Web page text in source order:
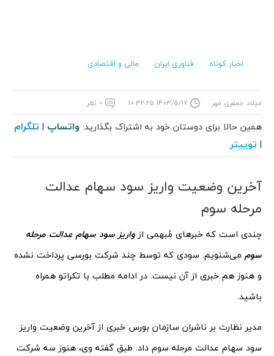
اخبار کوتاه فناوری ایران مالی و اقتصادی
میلاد جعفری مهر ۱۴۰۳/۵/۱۷ ۱۰:۳۲:۲۵ ۰ نظر
همین حالا برای دوستان خود به اشتراک بگذارید: واتساپ | تلگرام
| توییتر
آخرین وضعیت واریز سود سهام عدالت
مرحله سوم
چندی است که خبرهای مُبهمی از واریز سود سهام عدالت مرحله
سوم می‌شنویم. سودی که توسط چند شرکت بورسی پرداخت نشده
و هنوز هم خبری از آن نیست. در ادامه مطلب با تکراتو همراه
باشید.
مدیر نظارت بر ناشران سازمان بورس خبری از آخرین وضعیت واریز
سود سهام عدالت مرحله سوم داد. طبق گفته وی، هنوز سه شرکت